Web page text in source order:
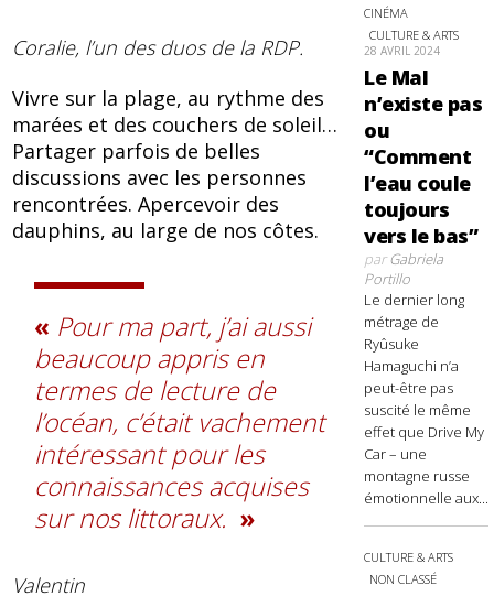
Coralie, l’un des duos de la RDP.
Vivre sur la plage, au rythme des
marées et des couchers de soleil…
Partager parfois de belles
discussions avec les personnes
rencontrées. Apercevoir des
dauphins, au large de nos côtes.
Pour ma part, j’ai aussi
beaucoup appris en
termes de lecture de
l’océan, c’était vachement
intéressant pour les
connaissances acquises
sur nos littoraux.
Valentin
CINÉMA
CULTURE & ARTS
28 AVRIL 2024
Le Mal
n’existe pas
ou
“Comment
l’eau coule
toujours
vers le bas”
parGabriela
Portillo
Le dernier long
métrage de
Ryûsuke
Hamaguchi n’a
peut-être pas
suscité le même
effet que Drive My
Car – une
montagne russe
émotionnelle aux...
CULTURE & ARTS
NON CLASSÉ